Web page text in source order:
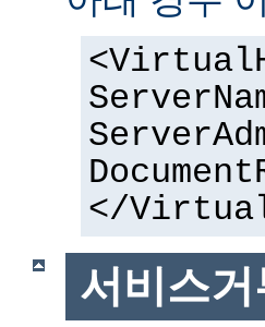
</
서비스